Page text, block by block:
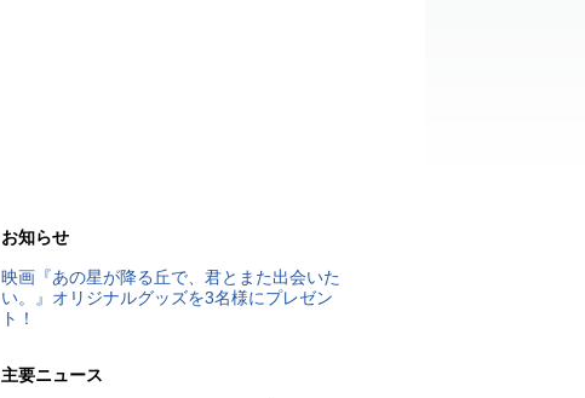
お知らせ
映画『あの星が降る丘で、君とまた出会いた
い。』オリジナルグッズを3名様にプレゼン
ト！
主要ニュース